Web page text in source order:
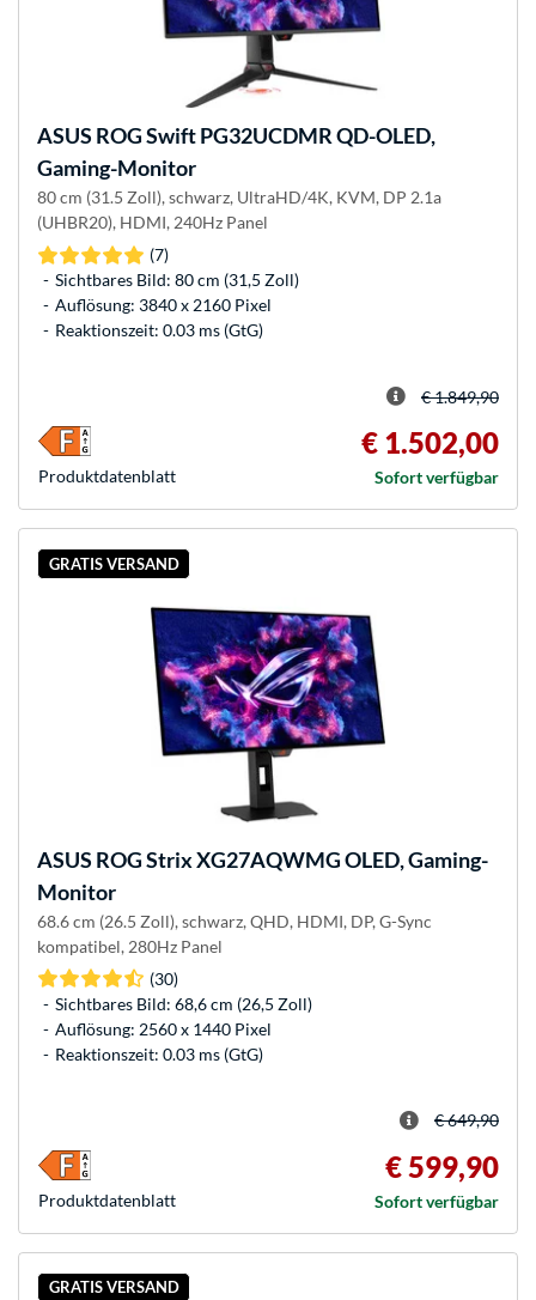
ASUS ROG Swift PG32UCDMR QD-OLED,
Gaming-Monitor
80 cm (31.5 Zoll), schwarz, UltraHD/4K, KVM, DP 2.1a
(UHBR20), HDMI, 240Hz Panel
(7)
Sichtbares Bild: 80 cm (31,5 Zoll)
Auflösung: 3840 x 2160 Pixel
Reaktionszeit: 0.03 ms (GtG)
€ 1.849,90
€ 1.502,00
Sofort verfügbar
Produkt­datenblatt
GRATIS VERSAND
ASUS ROG Strix XG27AQWMG OLED, Gaming-
Monitor
68.6 cm (26.5 Zoll), schwarz, QHD, HDMI, DP, G-Sync
kompatibel, 280Hz Panel
(30)
Sichtbares Bild: 68,6 cm (26,5 Zoll)
Auflösung: 2560 x 1440 Pixel
Reaktionszeit: 0.03 ms (GtG)
€ 649,90
€ 599,90
Sofort verfügbar
Produkt­datenblatt
GRATIS VERSAND